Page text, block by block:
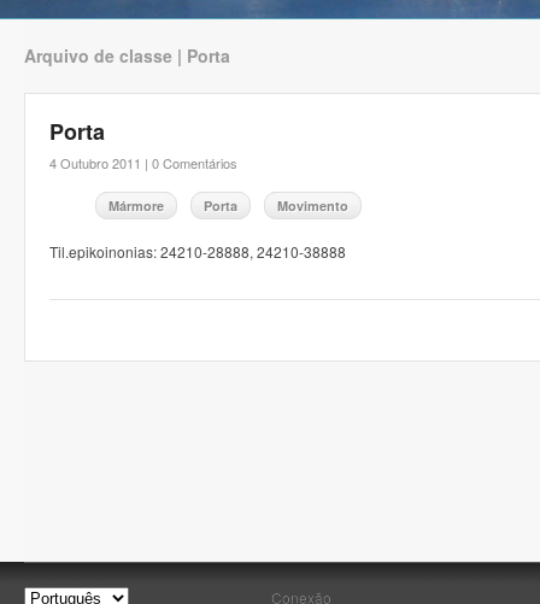
Arquivo de classe | Porta
Porta
4 Outubro 2011 | 0 Comentários
Mármore Porta Movimento
Til.epikoinonias: 24210-28888, 24210-38888
Conexão